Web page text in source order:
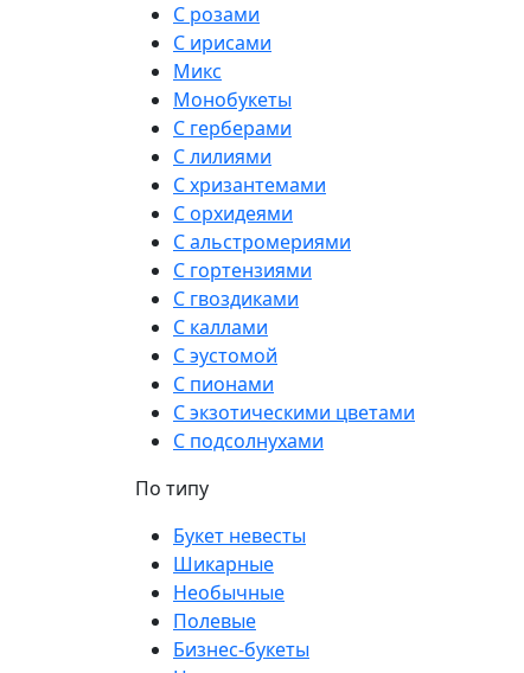
С розами
С ирисами
Микс
Монобукеты
С герберами
С лилиями
С хризантемами
С орхидеями
С альстромериями
С гортензиями
С гвоздиками
С каллами
С эустомой
С пионами
С экзотическими цветами
С подсолнухами
По типу
Букет невесты
Шикарные
Необычные
Полевые
Бизнес-букеты